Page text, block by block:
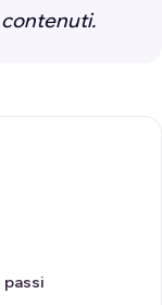
passi